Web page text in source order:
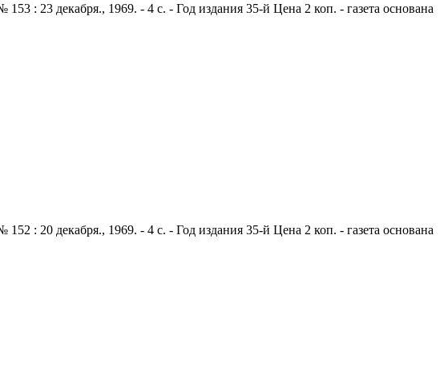
: 23 декабря., 1969. - 4 с. - Год издания 35-й Цена 2 коп. - газета основана
: 20 декабря., 1969. - 4 с. - Год издания 35-й Цена 2 коп. - газета основана